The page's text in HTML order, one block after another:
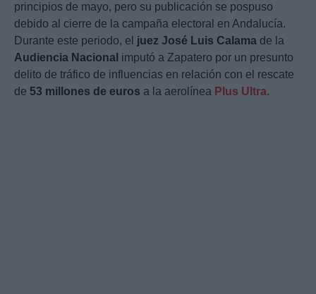
principios de mayo, pero su publicación se pospuso
debido al cierre de la campaña electoral en Andalucía.
Durante este periodo, el juez José Luis Calama de la
Audiencia Nacional imputó a Zapatero por un presunto
delito de tráfico de influencias en relación con el rescate
de 53 millones de euros a la aerolínea Plus Ultra.